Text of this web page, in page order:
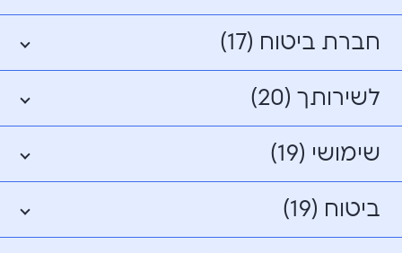
חברת ביטוח (17)
לשירותך (20)
שימושי (19)
ביטוח (19)